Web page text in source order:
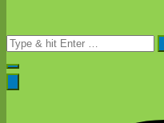
Search
for: